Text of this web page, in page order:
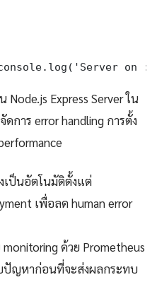
on
Express Server ใน
การ error handling การตั้ง
เป็นอัตโนมัติตั้งแต่
เพื่อลด human error
ด้วย Prometheus
ปัญหาก่อนที่จะส่งผลกระทบ